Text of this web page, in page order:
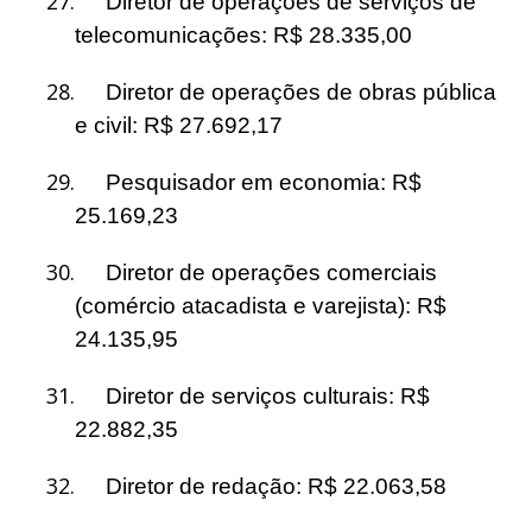
telecomunicações: R$ 28.335,00
28.
Diretor de operações de obras pública
e civil: R$ 27.692,17
29.
Pesquisador em economia: R$
25.169,23
30.
Diretor de operações comerciais
(comércio atacadista e varejista): R$
24.135,95
31.
Diretor de serviços culturais: R$
22.882,35
32. Diretor de redação: R$ 22.063,58